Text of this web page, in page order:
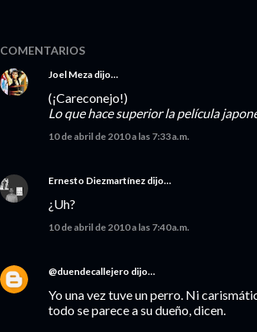
COMENTARIOS
Joel Meza dijo…
(¡Careconejo!)
Lo que hace superior la película
10 de abril de 2010 a las 7:33 a.m.
Ernesto Diezmartínez dijo…
¿Uh?
10 de abril de 2010 a las 7:40 a.m.
@duendecallejero dijo…
Yo una vez tuve un perro. Ni
todo se parece a su dueño, dicen.